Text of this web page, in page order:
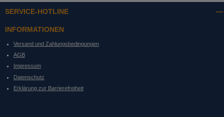
SERVICE-HOTLINE
INFORMATIONEN
Versand und Zahlungsbedingungen
AGB
Impressum
Datenschutz
Erklärung zur Barrierefreiheit